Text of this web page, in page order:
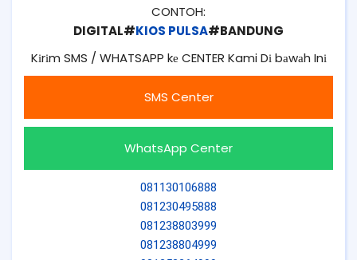
CONTOH:
DIGITAL#KIOS PULSA#BANDUNG
Kіrіm SMS / WHATSAPP kе CENTER Kami Dі bаwаh Inі
SMS Center
WhatsApp Center
081130106888
081230495888
081238803999
081238804999